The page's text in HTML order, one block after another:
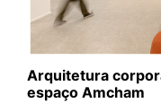
Arquitetura
espaço Amcham